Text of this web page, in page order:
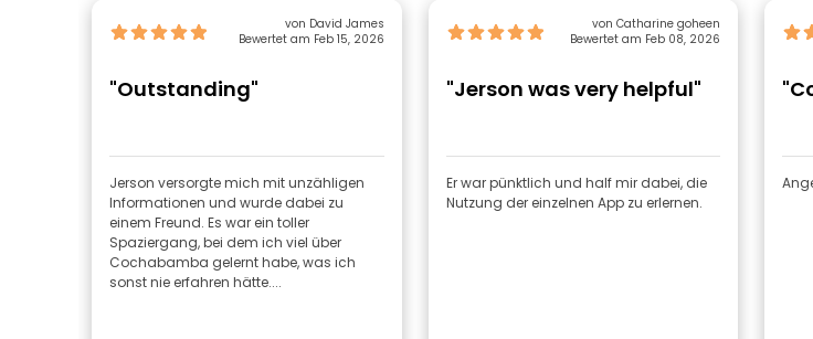
von David James
Bewertet am Feb 15, 2026
"Outstanding"
Jerson versorgte mich mit unzähligen
Informationen und wurde dabei zu
einem Freund. Es war ein toller
Spaziergang, bei dem ich viel über
Cochabamba gelernt habe, was ich
sonst nie erfahren hätte....
von Catharine goheen
Bewertet am Feb 08, 2026
"Jerson was very helpful"
Er war pünktlich und half mir dabei, die
Nutzung der einzelnen App zu erlernen.